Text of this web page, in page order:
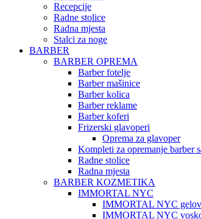
Recepcije
Radne stolice
Radna mjesta
Stalci za noge
BARBER
BARBER OPREMA
Barber fotelje
Barber mašinice
Barber kolica
Barber reklame
Barber koferi
Frizerski glavoperi
Oprema za glavoper
Kompleti za opremanje barber
Radne stolice
Radna mjesta
BARBER KOZMETIKA
IMMORTAL NYC
IMMORTAL NYC
IMMORTAL NYC